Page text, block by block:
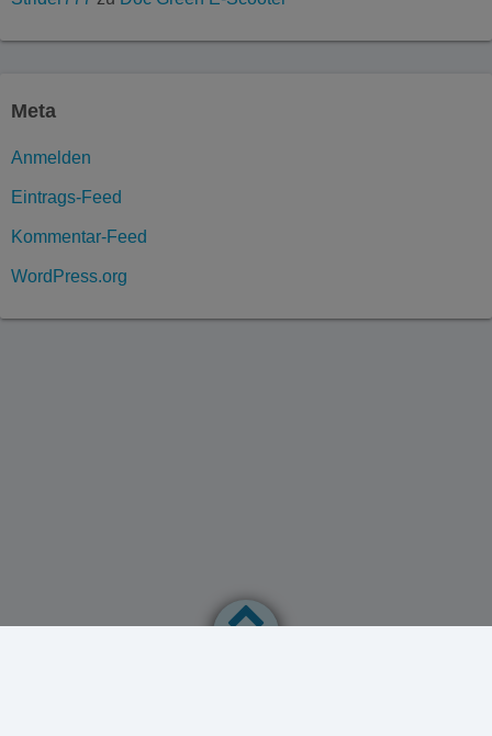
Meta
Anmelden
Eintrags-Feed
Kommentar-Feed
WordPress.org